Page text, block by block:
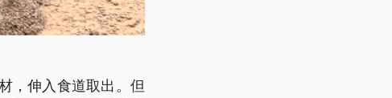
，伸入食道取出。但